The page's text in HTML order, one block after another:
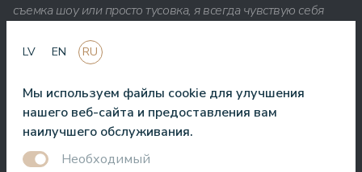
съемка шоу или просто тусовка, я всегда чувствую себя
Roberto Meloni
Телеведущий и ведущий мероприятий
LV EN RU
Мы используем файлы cookie для улучшения
нашего веб-сайта и предоставления вам
наилучшего обслуживания.
Необходимый